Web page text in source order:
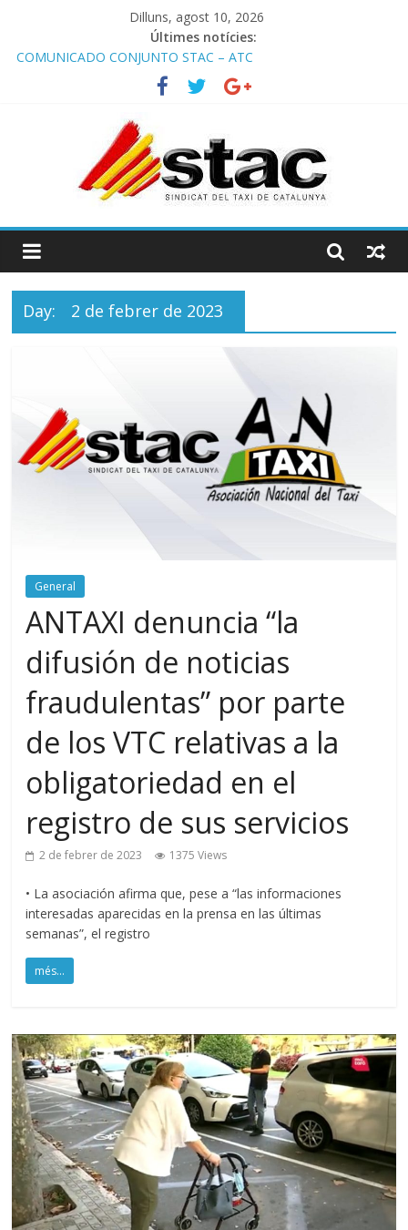
Dilluns, agost 10, 2026
Últimes notícies:
COMUNICADO CONJUNTO STAC – ATC
Comunicado STAC/ ATC de la reunión con los Mossos d
‘Esquadra del aeropuerto de Barcelona.
Programa de Radio TAXI LIBRE 29.07.2026 en COOLTURA FM.
STAC/ATC SOLICITAN TAULA TÈCNICA PARA MEJORAR LA
OPERATIVA DE ENTRADA EN EL PUERTO DE BARCELONA.
Programa de Radio TAXI LIBRE 22.07.2026 en COOLTURA FM.
Day: 2 de febrer de 2023
General
ANTAXI denuncia “la
difusión de noticias
fraudulentas” por parte
de los VTC relativas a la
obligatoriedad en el
registro de sus servicios
2 de febrer de 2023 1375 Views
• La asociación afirma que, pese a “las informaciones
interesadas aparecidas en la prensa en las últimas
semanas”, el registro
més...